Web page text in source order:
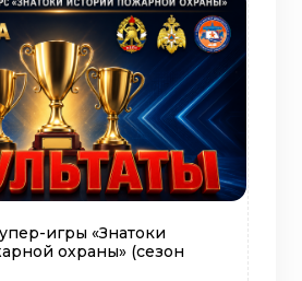
игры «Знатоки
охраны» (сезон